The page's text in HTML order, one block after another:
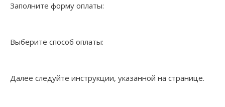
Заполните форму оплаты:
Выберите способ оплаты:
Далее следуйте инструкции, указанной на странице.